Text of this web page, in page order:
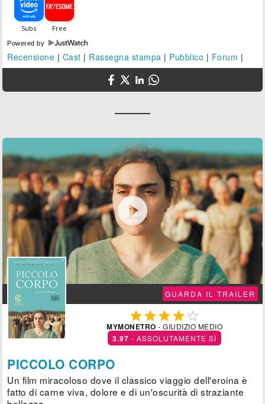
Powered by
Recensione | Cast | Rassegna stampa | Pubblico | Forum |

GUARDA IL TRAILER
 
MYMONETRO - GIUDIZIO MEDIO
3.97 - ASSOLUTAMENTE SÌ
PICCOLO CORPO
Un film miracoloso dove il classico viaggio dell'eroina è
fatto di carne viva, dolore e di un'oscurità di straziante